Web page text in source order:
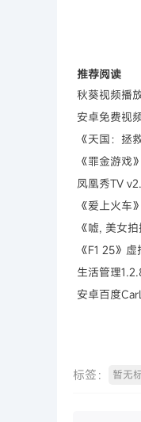
推荐阅读
秋葵视频播
安卓免费视
《天国：拯
《罪金游戏
凤凰秀TV
《爱上火车
《嘘, 美女
《F1 25》
生活管理
安卓百度
标签： 暂无